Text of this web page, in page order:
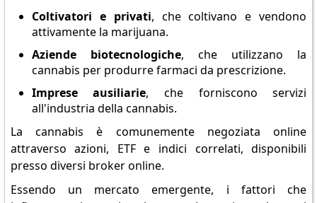
Coltivatori e privati, che coltivano e vendono
attivamente la marijuana.
Aziende biotecnologiche, che utilizzano la
cannabis per produrre farmaci da prescrizione.
Imprese ausiliarie, che forniscono servizi
all'industria della cannabis.
La cannabis è comunemente negoziata online
attraverso azioni, ETF e indici correlati, disponibili
presso diversi broker online.
Essendo un mercato emergente, i fattori che